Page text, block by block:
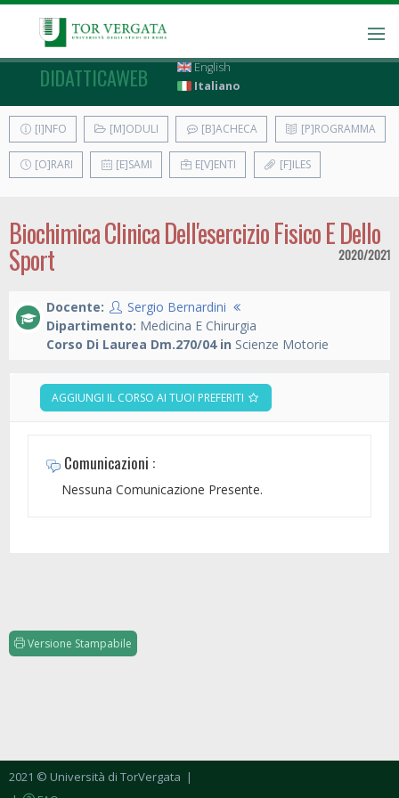
DIDATTICAWEB
English
Italiano
[I]NFO [M]ODULI [B]ACHECA [P]ROGRAMMA
[O]RARI [E]SAMI E[V]ENTI [F]ILES
Biochimica Clinica Dell'esercizio Fisico E Dello
Sport 2020/2021
Docente:
Sergio Bernardini
Dipartimento: Medicina E Chirurgia
Corso Di Laurea Dm.270/04 in Scienze Motorie
AGGIUNGI IL CORSO AI TUOI PREFERITI
Comunicazioni :
Nessuna Comunicazione Presente.
Versione Stampabile
2021 © Università di TorVergata |